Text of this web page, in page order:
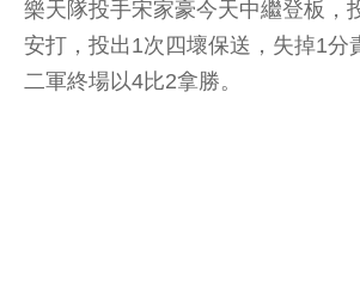
樂天隊投手宋家豪今天中繼登板，
安打，投出1次四壞保送，失掉1分
二軍終場以4比2拿勝。